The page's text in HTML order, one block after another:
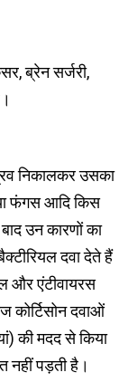
ब्रेन सर्जरी,
निकालकर उसका
फंगस आदि किस
उन कारणों का
दवा देते हैं
और एंटीवायरस
कोर्टिसोन दवाओं
की मदद से किया
नहीं पड़ती है।